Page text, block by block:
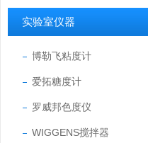
实验室仪器
博勒飞粘度计
爱拓糖度计
罗威邦色度仪
WIGGENS搅拌器